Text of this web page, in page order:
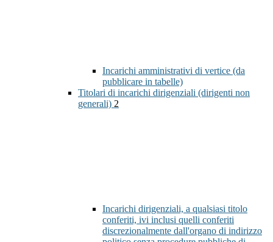
Incarichi amministrativi di vertice (da
pubblicare in tabelle)
Titolari di incarichi dirigenziali (dirigenti non
generali) 2
Incarichi dirigenziali, a qualsiasi titolo
conferiti, ivi inclusi quelli conferiti
discrezionalmente dall'organo di indirizzo